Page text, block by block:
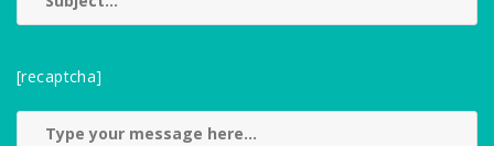
[recaptcha]